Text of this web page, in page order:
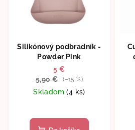
Silikónový podbradník -
Powder Pink
5 €
5,90 €
(–15 %)
Skladom(4 ks)